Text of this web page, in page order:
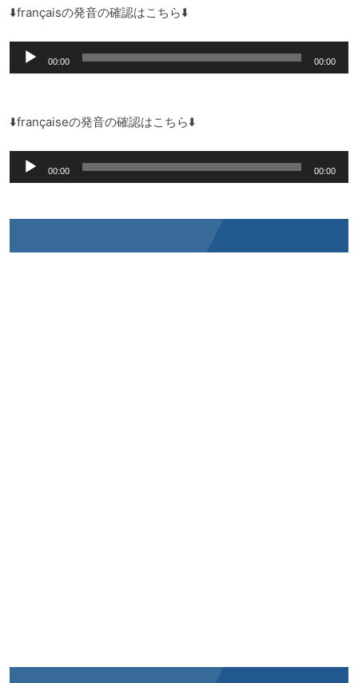
⬇️françaisの発音の確認はこちら⬇️
声
レ
ー
00:00 00:00
⬇️françaiseの発音の確認はこちら⬇️
声
ー
00:00 00:00